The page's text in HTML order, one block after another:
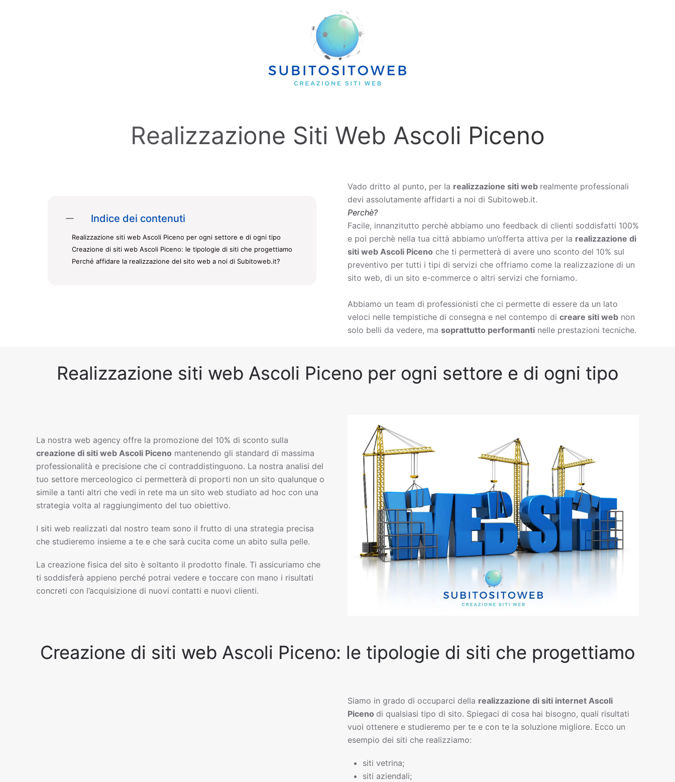
Realizzazione Siti Web Ascoli Piceno
Indice dei contenuti
Realizzazione siti web Ascoli Piceno per ogni settore e di ogni tipo
Creazione di siti web Ascoli Piceno: le tipologie di siti che progettiamo
Perché affidare la realizzazione del sito web a noi di Subitoweb.it?
Vado dritto al punto, per la realizzazione siti web realmente professionali
devi assolutamente affidarti a noi di Subitoweb.it.
Perchè?
Facile, innanzitutto perchè abbiamo uno feedback di clienti soddisfatti 100%
e poi perchè nella tua città abbiamo un’offerta attiva per la realizzazione di
siti web Ascoli Piceno che ti permetterà di avere uno sconto del 10% sul
preventivo per tutti i tipi di servizi che offriamo come la realizzazione di un
sito web, di un sito e-commerce o altri servizi che forniamo.
Abbiamo un team di professionisti che ci permette di essere da un lato
veloci nelle tempistiche di consegna e nel contempo di creare siti web non
solo belli da vedere, ma soprattutto performanti nelle prestazioni tecniche.
Realizzazione siti web Ascoli Piceno per ogni settore e di ogni tipo
La nostra web agency offre la promozione del 10% di sconto sulla
creazione di siti web Ascoli Piceno mantenendo gli standard di massima
professionalità e precisione che ci contraddistinguono. La nostra analisi del
tuo settore merceologico ci permetterà di proporti non un sito qualunque o
simile a tanti altri che vedi in rete ma un sito web studiato ad hoc con una
strategia volta al raggiungimento del tuo obiettivo.
I siti web realizzati dal nostro team sono il frutto di una strategia precisa
che studieremo insieme a te e che sarà cucita come un abito sulla pelle.
La creazione fisica del sito è soltanto il prodotto finale. Ti assicuriamo che
ti soddisferà appieno perché potrai vedere e toccare con mano i risultati
concreti con l’acquisizione di nuovi contatti e nuovi clienti.
Creazione di siti web Ascoli Piceno: le tipologie di siti che progettiamo
Siamo in grado di occuparci della realizzazione di siti internet Ascoli
Piceno di qualsiasi tipo di sito. Spiegaci di cosa hai bisogno, quali risultati
vuoi ottenere e studieremo per te e con te la soluzione migliore. Ecco un
esempio dei siti che realizziamo:
siti vetrina;
siti aziendali;